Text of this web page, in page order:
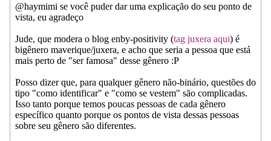
@haymimi se você puder dar uma explicação do seu ponto de
vista, eu agradeço
Jude, que modera o blog enby-positivity (tag juxera aqui) é
bigênero maverique/juxera, e acho que seria a pessoa que está
mais perto de "ser famosa" desse gênero :P
Posso dizer que, para qualquer gênero não-binário, questões do
tipo "como identificar" e "como se vestem" são complicadas.
Isso tanto porque temos poucas pessoas de cada gênero
específico quanto porque os pontos de vista dessas pessoas
sobre seu gênero são diferentes.